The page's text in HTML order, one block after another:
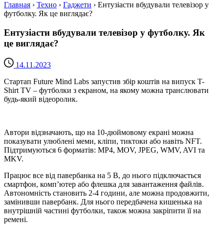
Главная › Техно › Гаджети › Ентузіасти вбудували телевізор у
футболку. Як це виглядає?
Ентузіасти вбудували телевізор у футболку. Як
це виглядає?
14.11.2023
Стартап Future Mind Labs запустив збір коштів на випуск T-
Shirt TV – футболки з екраном, на якому можна транслювати
будь-який відеоролик.
Автори відзначають, що на 10-дюймовому екрані можна
показувати улюблені меми, кліпи, тиктоки або навіть NFT.
Підтримуються 6 форматів: MP4, MOV, JPEG, WMV, AVI та
MKV.
Працює все від павербанка на 5 В, до нього підключається
смартфон, комп’ютер або флешка для завантаження файлів.
Автономність становить 2-4 години, але можна продовжити,
замінивши павербанк. Для нього передбачена кишенька на
внутрішній частині футболки, також можна закріпити її на
ремені.